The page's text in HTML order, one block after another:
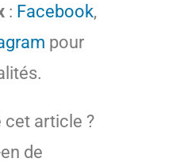
: Facebook,
pour
cet article ?
de